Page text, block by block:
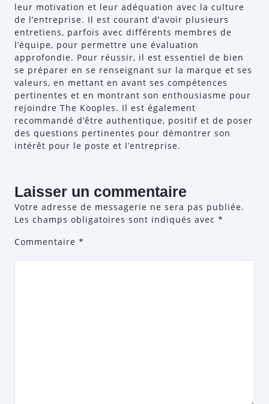
leur motivation et leur adéquation avec la culture
de l’entreprise. Il est courant d’avoir plusieurs
entretiens, parfois avec différents membres de
l’équipe, pour permettre une évaluation
approfondie. Pour réussir, il est essentiel de bien
se préparer en se renseignant sur la marque et ses
valeurs, en mettant en avant ses compétences
pertinentes et en montrant son enthousiasme pour
rejoindre The Kooples. Il est également
recommandé d’être authentique, positif et de poser
des questions pertinentes pour démontrer son
intérêt pour le poste et l’entreprise.
Laisser un commentaire
Votre adresse de messagerie ne sera pas publiée.
Les champs obligatoires sont indiqués avec *
Commentaire *